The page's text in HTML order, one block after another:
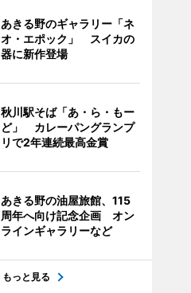
あきる野のギャラリー「ネ
オ・エポック」 スイカの
器に新作登場
秋川駅そば「あ・ら・もー
ど」 カレーパングランプ
リで2年連続最高金賞
あきる野の油屋旅館、115
周年へ向け記念企画 オン
ラインギャラリーなど
もっと見る